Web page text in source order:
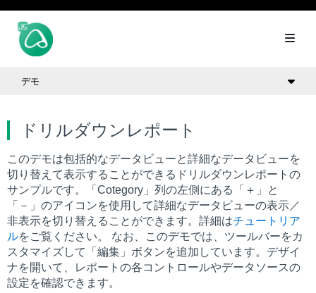
デモ
ドリルダウンレポート
このデモは包括的なデータビューと詳細なデータビューを
切り替えて表示することができるドリルダウンレポートの
サンプルです。「Cotegory」列の左側にある「＋」と
「－」のアイコンを使用して詳細なデータビューの表示／
非表示を切り替えることができます。詳細はチュートリア
ルをご覧ください。 なお、このデモでは、ツールバーをカ
スタマイズして「編集」ボタンを追加しています。デザイ
ナを開いて、レポートの各コントロールやデータソースの
設定を確認できます。